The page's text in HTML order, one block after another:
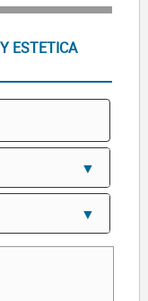
ESTETICA